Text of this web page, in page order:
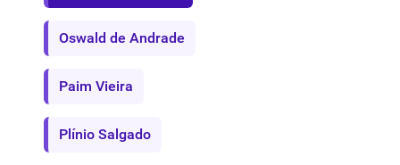
Oswald de Andrade
Paim Vieira
Plínio Salgado